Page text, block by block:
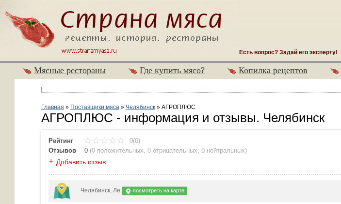
Есть вопрос? Задай его эксперту!
Мясные рестораны Где купить мясо? Копилка рецептов
Главная » Поставщики мяса » Челябинск » АГРОПЛЮС
АГРОПЛЮС - информация и отзывы. Челябинск
Рейтинг
0(0)
Отзывов
0 (0 положительных, 0 отрицательных, 0 нейтральных)
+ Добавить отзыв
Челябинск, Ле посмотреть на карте